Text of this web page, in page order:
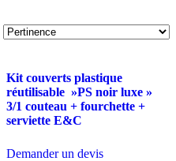
Kit couverts plastique
réutilisable »PS noir luxe »
3/1 couteau + fourchette +
serviette E&C
Demander un devis